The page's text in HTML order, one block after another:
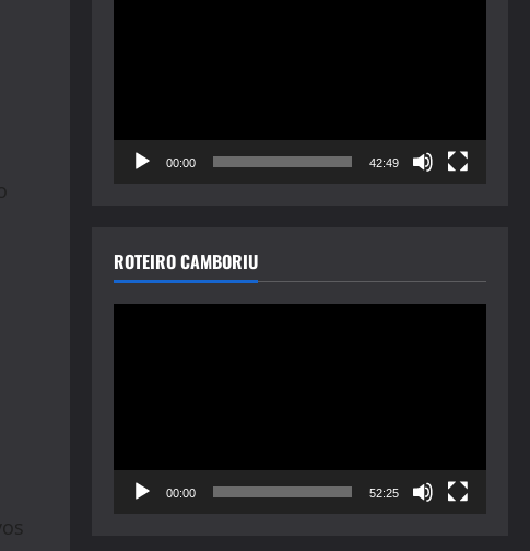
00:00 42:49
ROTEIRO CAMBORIU
00:00 52:25